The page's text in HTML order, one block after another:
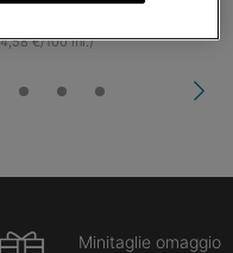
€/100 ml.)
Minitaglie omaggio